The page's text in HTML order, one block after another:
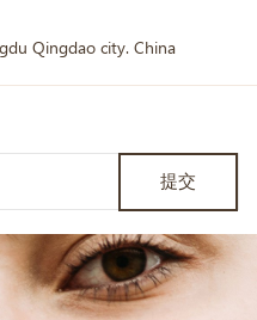
Qingdao city. China
提交